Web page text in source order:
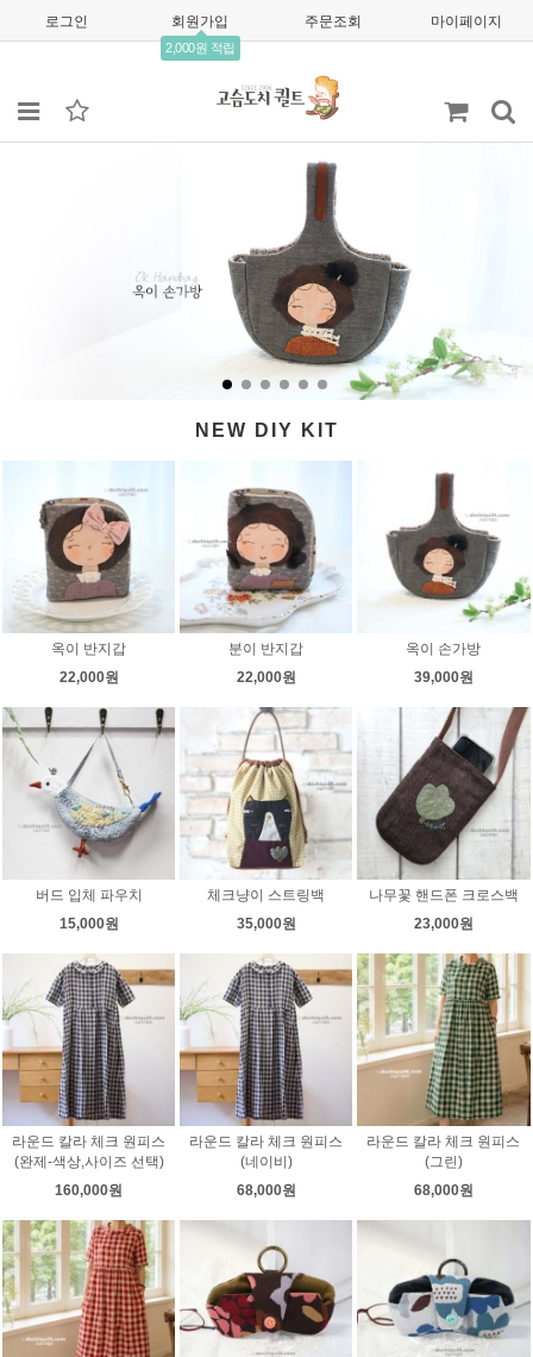
로그인 회원가입
2,000원 적립
주문조회 마이페이지
NEW DIY KIT
옥이 반지갑
22,000원
분이 반지갑
22,000원
옥이 손가방
39,000원
버드 입체 파우치
15,000원
체크냥이 스트링백
35,000원
나무꽃 핸드폰 크로스백
23,000원
라운드 칼라 체크 원피스
(완제-색상,사이즈 선택)
160,000원
라운드 칼라 체크 원피스
(네이비)
68,000원
라운드 칼라 체크 원피스
(그린)
68,000원